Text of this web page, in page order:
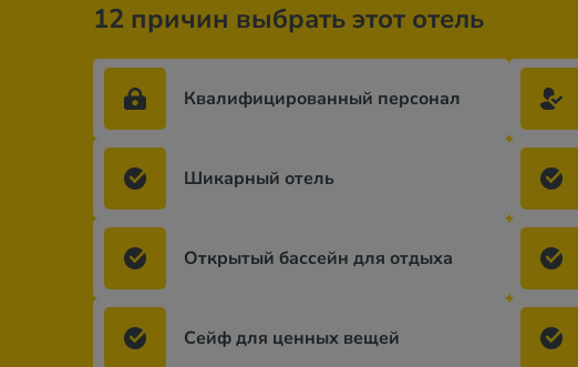
12 причин выбрать этот отель
Квалифицированный персонал
Шикарный отель
Открытый бассейн для отдыха
Сейф для ценных вещей